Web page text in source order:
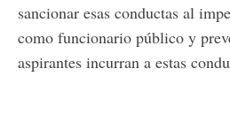
sancionar esas conductas al
como funcionario público y
aspirantes incurran a estas